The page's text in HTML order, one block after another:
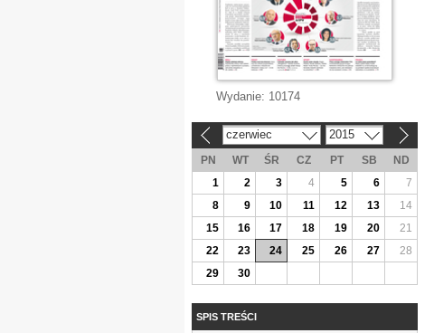
Wydanie: 10174
czerwiec 2015
PN WT ŚR CZ PT SB
ND
1
2 3 4 5 6
7
8
9 10 11 12 13
14
15
16 17 18 19 20
21
22
23 24 25 26 27
28
29
30
SPIS TREŚCI